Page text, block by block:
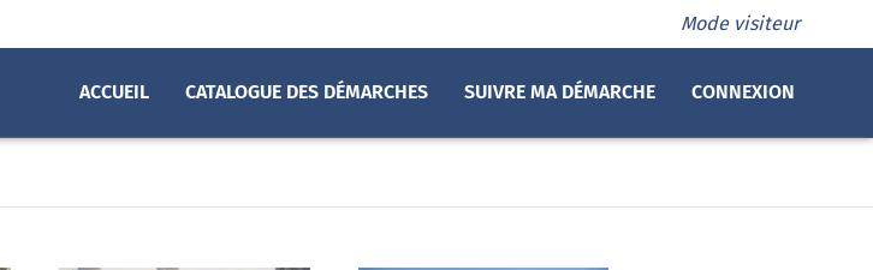
Mode visiteur
ACCUEIL CATALOGUE DES DÉMARCHES SUIVRE MA DÉMARCHE CONNEXION